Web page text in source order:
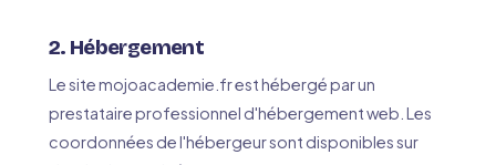
2. Hébergement
Le site mojoacademie.fr est hébergé par un
prestataire professionnel d'hébergement web. Les
coordonnées de l'hébergeur sont disponibles sur